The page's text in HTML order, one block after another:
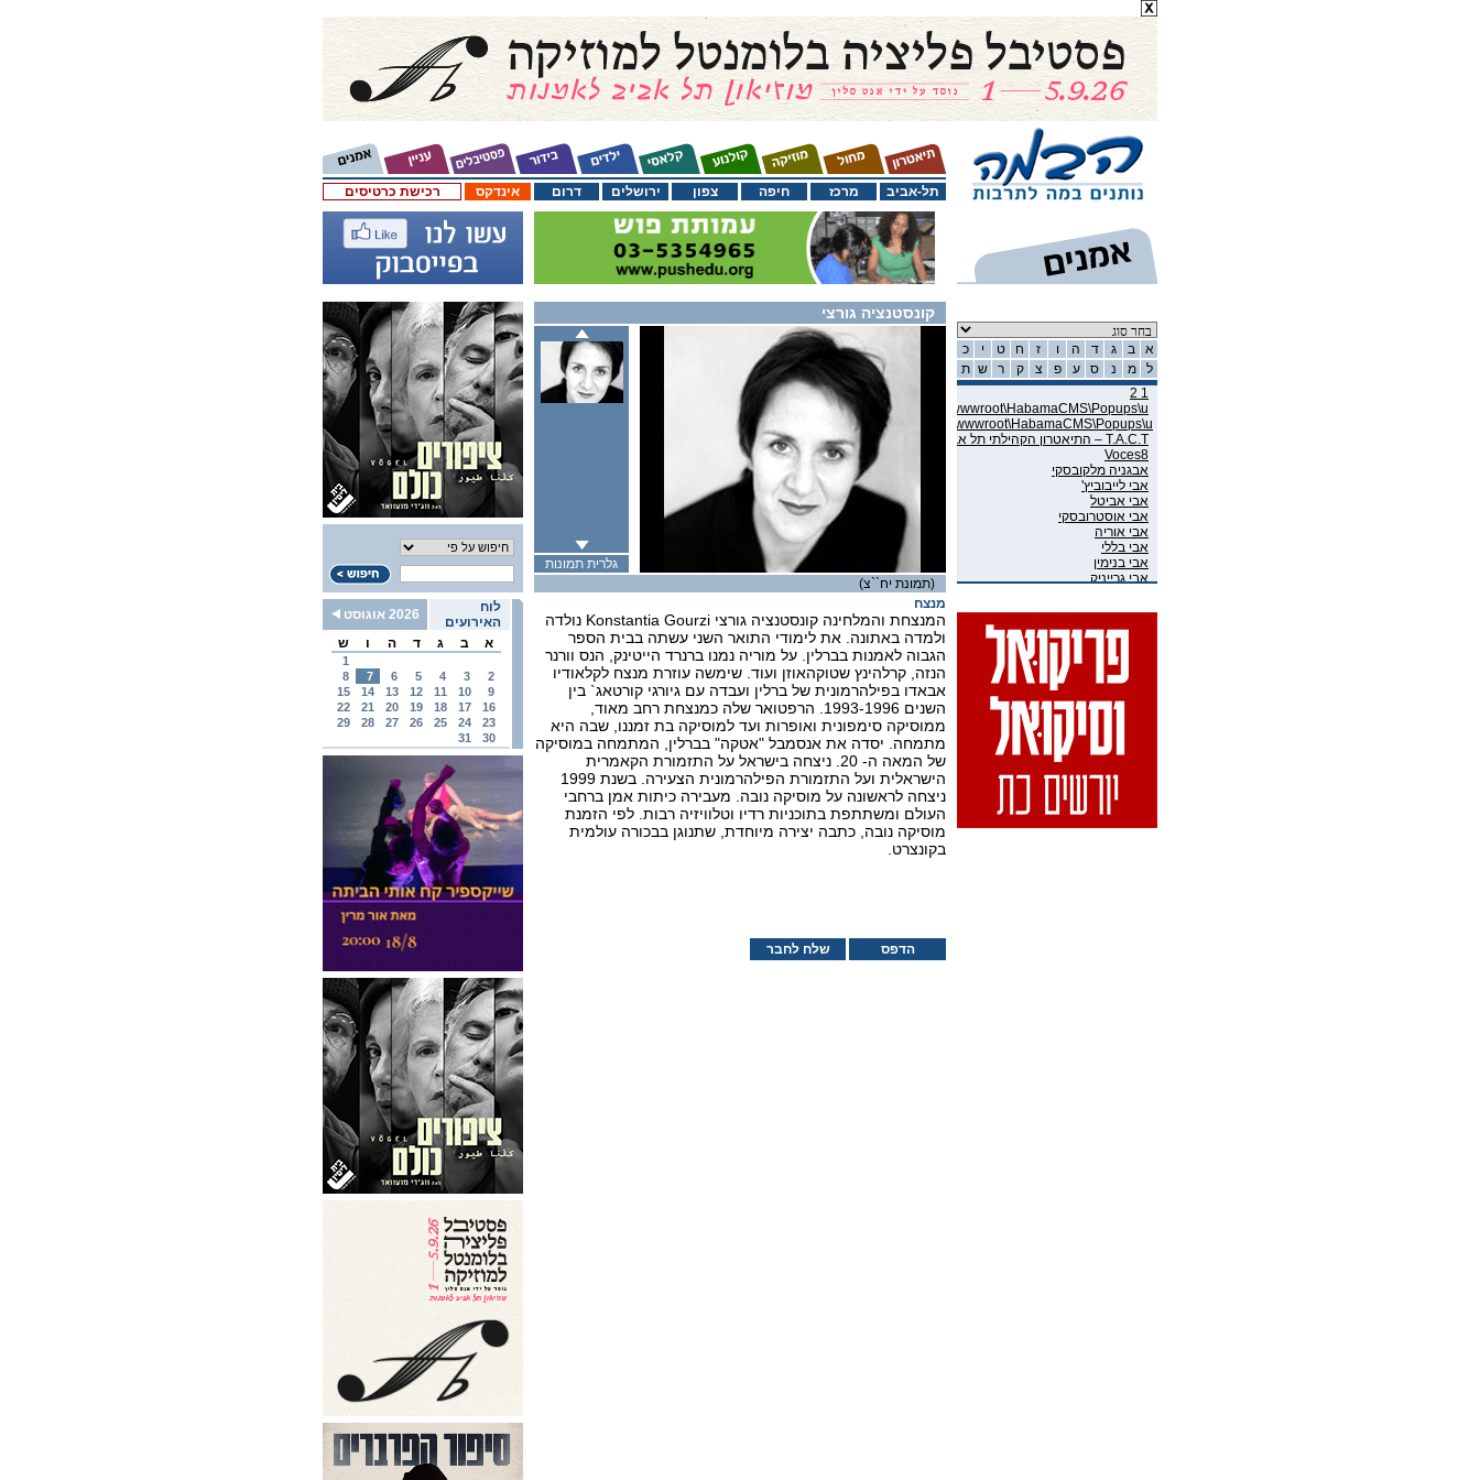
רכישת כרטיסים אינדקס דרום ירושלים צפון חיפה מרכז תל-אביב
לוח
האירועים
2026 אוגוסט
א
ב ג ד ה ו ש
1
2
3
4
5
6
7
8
9
10
11
12
13
14
15
16
17
18
19
20
21
22
23
24
25
26
27
28
29
30
31
קונסטנציה גורצי
גלרית תמונות
(תמונת יח``צ)
מנצח
המנצחת והמלחינה קונסטנציה גורצי Konstantia Gourzi נולדה
ולמדה באתונה. את לימודי התואר השני עשתה בבית הספר
הגבוה לאמנות בברלין. על מוריה נמנו ברנרד הייטינק, הנס וורנר
הנזה, קרלהינץ שטוקהאוזן ועוד. שימשה עוזרת מנצח לקלאודיו
אבאדו בפילהרמונית של ברלין ועבדה עם גיורגי קורטאג` בין
השנים 1993-1996. הרפטואר שלה כמנצחת רחב מאוד,
ממוסיקה סימפונית ואופרות ועד למוסיקה בת זמננו, שבה היא
מתמחה. יסדה את אנסמבל "אטקה" בברלין, המתמחה במוסיקה
של המאה ה- 20. ניצחה בישראל על התזמורת הקאמרית
הישראלית ועל התזמורת הפילהרמונית הצעירה. בשנת 1999
ניצחה לראשונה על מוסיקה נובה. מעבירה כיתות אמן ברחבי
העולם ומשתתפת בתוכניות רדיו וטלוויזיה רבות. לפי הזמנת
מוסיקה נובה, כתבה יצירה מיוחדת, שתנוגן בבכורה עולמית
בקונצרט.
שלח לחבר הדפס
כ י ט ח ז ו ה ד ג ב
א
ת ש ר ק צ פ ע ס נ מ
ל
1 2
C:\domains\habama.co.il\wwwroot\HabamaCMS\Popups\u
C:\domains\habama.co.il\wwwroot\HabamaCMS\Popups\u
T.A.C.T – התיאטרון הקהילתי תל אביב
Voces8
אבגניה מלקובסקי
אבי לייבוביץ'
אבי אביטל
אבי אוסטרובסקי
אבי אוריה
אבי בללי
אבי בנימין
אבי גרייניק
אבי טרמין
אבי פניני
אבי קושניר
אבי שושני
אבי שכוי
אבי אליאס
אבי גיבסון בר-אל
אביב רון
אביגיל ארד
אביה בן דוד
אביה קופלמן